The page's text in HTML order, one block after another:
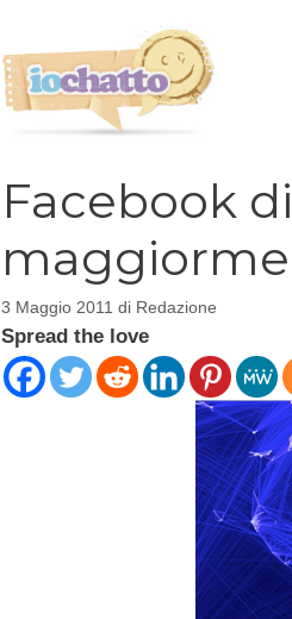
Facebook
3 Maggio 2011 di Redazione
Spread the love